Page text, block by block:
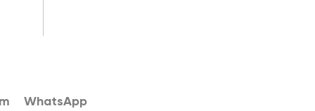
WhatsApp